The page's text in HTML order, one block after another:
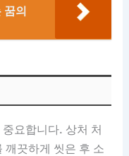
꿈의
요합니다. 상처 처
깨끗하게 씻은 후 소